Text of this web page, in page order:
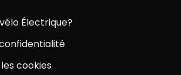
Électrique?
cookies